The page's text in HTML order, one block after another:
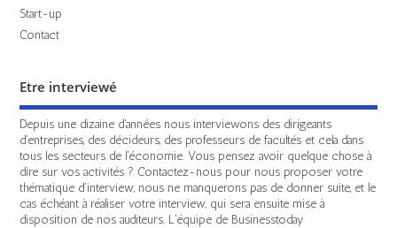
Start-up
Contact
Etre interviewé
Depuis une dizaine d'années nous interviewons des dirigeants
d'entreprises, des décideurs, des professeurs de facultés et cela dans
tous les secteurs de l'économie. Vous pensez avoir quelque chose à
dire sur vos activités ? Contactez-nous pour nous proposer votre
thématique d'interview, nous ne manquerons pas de donner suite, et le
cas échéant à réaliser votre interview, qui sera ensuite mise à
disposition de nos auditeurs. L'équipe de Businesstoday